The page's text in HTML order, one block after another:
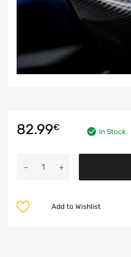
82.99€ In Stock
Add to Wishlist